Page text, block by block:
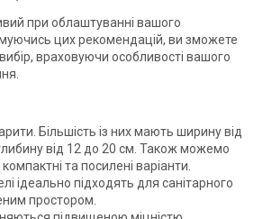
при облаштуванні вашого
цих рекомендацій, ви зможете
враховуючи особливості вашого
Більшість із них мають ширину від
від 12 до 20 см. Також можемо
та посилені варіанти.
ідеально підходять для санітарного
простором.